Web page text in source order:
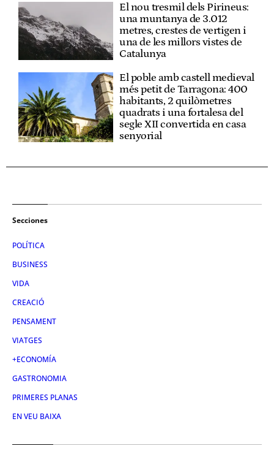
El nou tresmil dels Pirineus:
una muntanya de 3.012
metres, crestes de vertigen i
una de les millors vistes de
Catalunya
El poble amb castell medieval
més petit de Tarragona: 400
habitants, 2 quilòmetres
quadrats i una fortalesa del
segle XII convertida en casa
senyorial
Secciones
POLÍTICA
BUSINESS
VIDA
CREACIÓ
PENSAMENT
VIATGES
+ECONOMÍA
GASTRONOMIA
PRIMERES PLANAS
EN VEU BAIXA